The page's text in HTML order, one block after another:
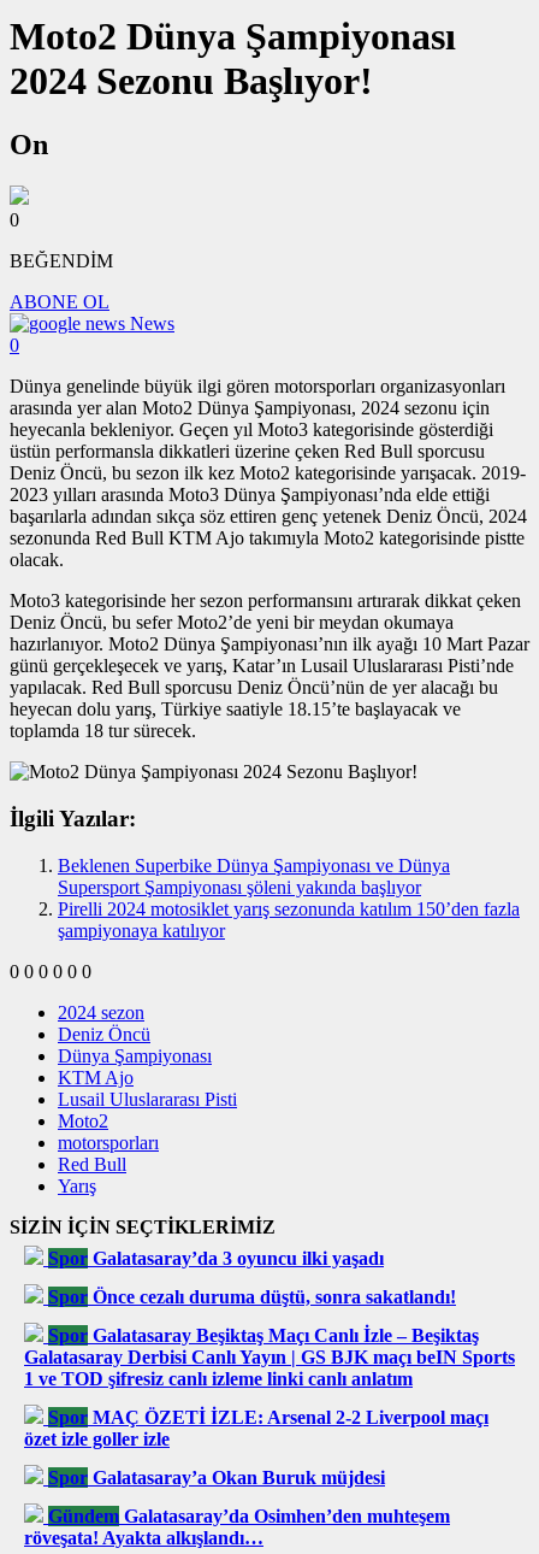
Moto2 Dünya Şampiyonası
2024 Sezonu Başlıyor!
On
0
BEĞENDİM
ABONE OL
News
0
Dünya genelinde büyük ilgi gören motorsporları organizasyonları
arasında yer alan Moto2 Dünya Şampiyonası, 2024 sezonu için
heyecanla bekleniyor. Geçen yıl Moto3 kategorisinde gösterdiği
üstün performansla dikkatleri üzerine çeken Red Bull sporcusu
Deniz Öncü, bu sezon ilk kez Moto2 kategorisinde yarışacak. 2019-
2023 yılları arasında Moto3 Dünya Şampiyonası’nda elde ettiği
başarılarla adından sıkça söz ettiren genç yetenek Deniz Öncü, 2024
sezonunda Red Bull KTM Ajo takımıyla Moto2 kategorisinde pistte
olacak.
Moto3 kategorisinde her sezon performansını artırarak dikkat çeken
Deniz Öncü, bu sefer Moto2’de yeni bir meydan okumaya
hazırlanıyor. Moto2 Dünya Şampiyonası’nın ilk ayağı 10 Mart Pazar
günü gerçekleşecek ve yarış, Katar’ın Lusail Uluslararası Pisti’nde
yapılacak. Red Bull sporcusu Deniz Öncü’nün de yer alacağı bu
heyecan dolu yarış, Türkiye saatiyle 18.15’te başlayacak ve
toplamda 18 tur sürecek.
İlgili Yazılar:
Beklenen Superbike Dünya Şampiyonası ve Dünya
Supersport Şampiyonası şöleni yakında başlıyor
Pirelli 2024 motosiklet yarış sezonunda katılım 150’den fazla
şampiyonaya katılıyor
0 0 0 0 0 0
2024 sezon
Deniz Öncü
Dünya Şampiyonası
KTM Ajo
Lusail Uluslararası Pisti
Moto2
motorsporları
Red Bull
Yarış
SİZİN İÇİN SEÇTİKLERİMİZ
Spor Galatasaray’da 3 oyuncu ilki yaşadı
Spor Önce cezalı duruma düştü, sonra sakatlandı!
Spor Galatasaray Beşiktaş Maçı Canlı İzle – Beşiktaş
Galatasaray Derbisi Canlı Yayın | GS BJK maçı beIN Sports
1 ve TOD şifresiz canlı izleme linki canlı anlatım
Spor MAÇ ÖZETİ İZLE: Arsenal 2-2 Liverpool maçı
özet izle goller izle
Spor Galatasaray’a Okan Buruk müjdesi
Gündem Galatasaray’da Osimhen’den muhteşem
röveşata! Ayakta alkışlandı…